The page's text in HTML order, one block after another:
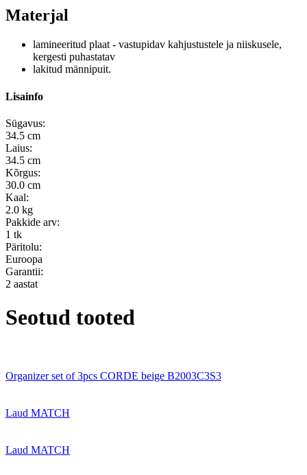
Materjal
lamineeritud plaat - vastupidav kahjustustele ja niiskusele,
kergesti puhastatav
lakitud männipuit.
Lisainfo
Sügavus:
34.5 cm
Laius:
34.5 cm
Kõrgus:
30.0 cm
Kaal:
2.0 kg
Pakkide arv:
1 tk
Päritolu:
Euroopa
Garantii:
2 aastat
Seotud tooted
Organizer set of 3pcs CORDE beige B2003C3S3
Laud MATCH
Laud MATCH